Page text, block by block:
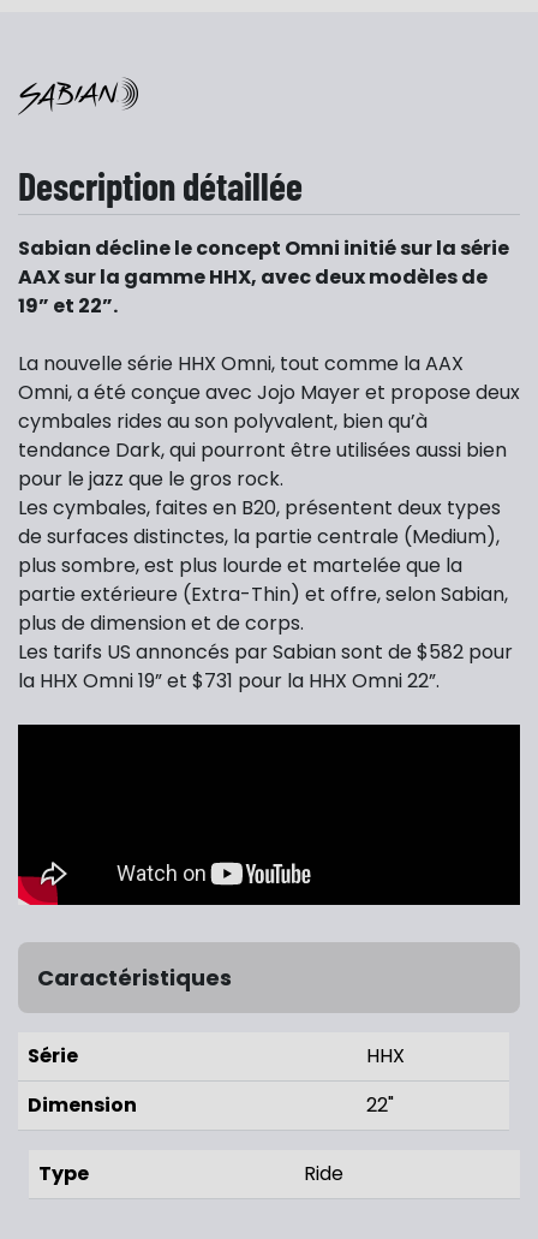
Description détaillée
Sabian décline le concept Omni initié sur la série
AAX sur la gamme HHX, avec deux modèles de
19” et 22”.
La nouvelle série HHX Omni, tout comme la AAX
Omni, a été conçue avec Jojo Mayer et propose deux
cymbales rides au son polyvalent, bien qu’à
tendance Dark, qui pourront être utilisées aussi bien
pour le jazz que le gros rock.
Les cymbales, faites en B20, présentent deux types
de surfaces distinctes, la partie centrale (Medium),
plus sombre, est plus lourde et martelée que la
partie extérieure (Extra-Thin) et offre, selon Sabian,
plus de dimension et de corps.
Les tarifs US annoncés par Sabian sont de $582 pour
la HHX Omni 19” et $731 pour la HHX Omni 22”.
Caractéristiques
Série
HHX
Dimension
22"
Type Ride